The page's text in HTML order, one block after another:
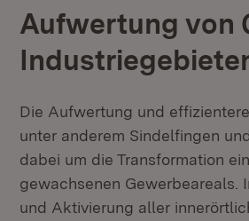
Aufwertung von
Die Aufwertung und
unter anderem Sindelfingen
dabei um die Transformation
gewachsenen Gewerbeareals.
und Aktivierung aller